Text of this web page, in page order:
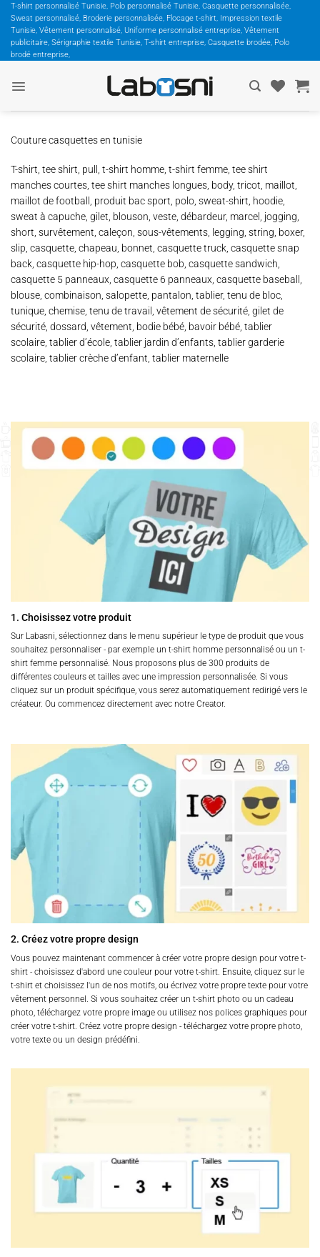
Passer
contenu
T-shirt personnalisé Tunisie, Polo personnalisé Tunisie, Casquette personnalisée,
Sweat personnalisé, Broderie personnalisée, Flocage t-shirt, Impression textile
Tunisie, Vêtement personnalisé, Uniforme personnalisé entreprise, Vêtement
publicitaire, Sérigraphie textile Tunisie, T-shirt entreprise, Casquette brodée, Polo
brodé entreprise,
Couture casquettes en tunisie
T-shirt, tee shirt, pull, t-shirt homme, t-shirt femme, tee shirt
manches courtes, tee shirt manches longues, body, tricot, maillot,
maillot de football, produit bac sport, polo, sweat-shirt, hoodie,
sweat à capuche, gilet, blouson, veste, débardeur, marcel, jogging,
short, survêtement, caleçon, sous-vêtements, legging, string, boxer,
slip, casquette, chapeau, bonnet, casquette truck, casquette snap
back, casquette hip-hop, casquette bob, casquette sandwich,
casquette 5 panneaux, casquette 6 panneaux, casquette baseball,
blouse, combinaison, salopette, pantalon, tablier, tenu de bloc,
tunique, chemise, tenu de travail, vêtement de sécurité, gilet de
sécurité, dossard, vêtement, bodie bébé, bavoir bébé, tablier
scolaire, tablier d’école, tablier jardin d’enfants, tablier garderie
scolaire, tablier crèche d’enfant, tablier maternelle
1. Choisissez votre produit
Sur Labasni, sélectionnez dans le menu supérieur le type de produit que vous
souhaitez personnaliser - par exemple un t-shirt homme personnalisé ou un t-
shirt femme personnalisé. Nous proposons plus de 300 produits de
différentes couleurs et tailles avec une impression personnalisée. Si vous
cliquez sur un produit spécifique, vous serez automatiquement redirigé vers le
créateur. Ou commencez directement avec notre Creator.
2. Créez votre propre design
Vous pouvez maintenant commencer à créer votre propre design pour votre t-
shirt - choisissez d'abord une couleur pour votre t-shirt. Ensuite, cliquez sur le
t-shirt et choisissez l'un de nos motifs, ou écrivez votre propre texte pour votre
vêtement personnel. Si vous souhaitez créer un t-shirt photo ou un cadeau
photo, téléchargez votre propre image ou utilisez nos polices graphiques pour
créer votre t-shirt. Créez votre propre design - téléchargez votre propre photo,
votre texte ou un design prédéfini.